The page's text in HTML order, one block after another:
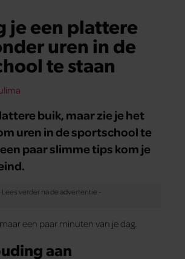
je een plattere
uren in de
te staan
buik, maar zie je het
uren in de sportschool te
paar slimme tips kom je
een paar minuten van je dag.
aan